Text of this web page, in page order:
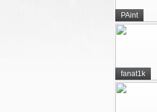
PAint
fanat1k